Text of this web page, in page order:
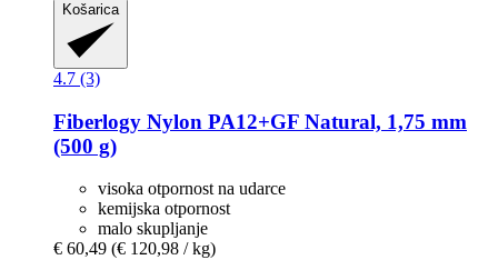
Košarica
4.7 (3)
Fiberlogy Nylon PA12+GF Natural, 1,75 mm
(500 g)
visoka otpornost na udarce
kemijska otpornost
malo skupljanje
€ 60,49 (€ 120,98 / kg)